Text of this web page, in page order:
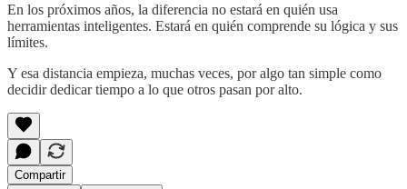
En los próximos años, la diferencia no estará en quién usa
herramientas inteligentes. Estará en quién comprende su lógica y sus
límites.
Y esa distancia empieza, muchas veces, por algo tan simple como
decidir dedicar tiempo a lo que otros pasan por alto.
Compartir